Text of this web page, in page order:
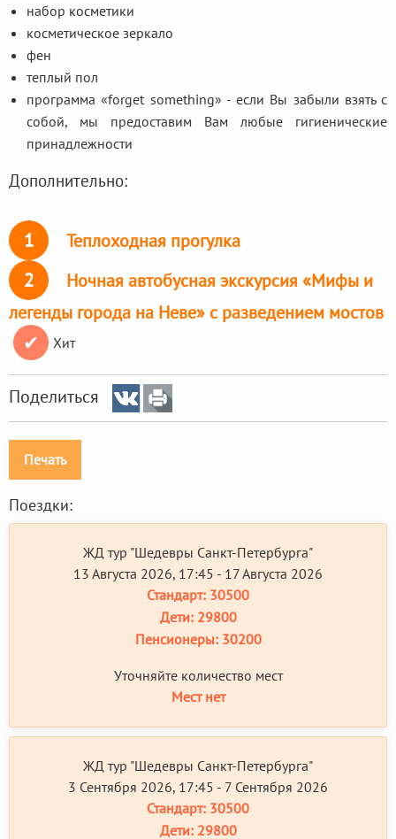
набор косметики
косметическое зеркало
фен
теплый пол
программа «forget something» - если Вы забыли взять с
собой, мы предоставим Вам любые гигиенические
принадлежности
Дополнительно:
1 Теплоходная прогулка
2
Ночная автобусная экскурсия «Мифы и
легенды города на Неве» с разведением мостов
✔ Хит
Поделиться
Печать
Поездки:
ЖД тур "Шедевры Санкт-Петербурга"
13 Августа 2026, 17:45 - 17 Августа 2026
Стандарт: 30500
Дети:29800
Пенсионеры:30200
Уточняйте количество мест
Мест нет
ЖД тур "Шедевры Санкт-Петербурга"
3 Сентября 2026, 17:45 - 7 Сентября 2026
Стандарт: 30500
Дети:29800